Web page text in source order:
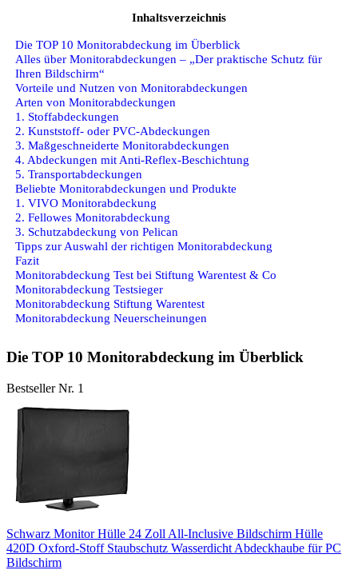
Inhaltsverzeichnis
Die TOP 10 Monitorabdeckung im Überblick
Alles über Monitorabdeckungen – „Der praktische Schutz für
Ihren Bildschirm“
Vorteile und Nutzen von Monitorabdeckungen
Arten von Monitorabdeckungen
1. Stoffabdeckungen
2. Kunststoff- oder PVC-Abdeckungen
3. Maßgeschneiderte Monitorabdeckungen
4. Abdeckungen mit Anti-Reflex-Beschichtung
5. Transportabdeckungen
Beliebte Monitorabdeckungen und Produkte
1. VIVO Monitorabdeckung
2. Fellowes Monitorabdeckung
3. Schutzabdeckung von Pelican
Tipps zur Auswahl der richtigen Monitorabdeckung
Fazit
Monitorabdeckung Test bei Stiftung Warentest & Co
Monitorabdeckung Testsieger
Monitorabdeckung Stiftung Warentest
Monitorabdeckung Neuerscheinungen
Die TOP 10 Monitorabdeckung im Überblick
Bestseller Nr. 1
Schwarz Monitor Hülle 24 Zoll All-Inclusive Bildschirm Hülle
420D Oxford-Stoff Staubschutz Wasserdicht Abdeckhaube für PC
Bildschirm